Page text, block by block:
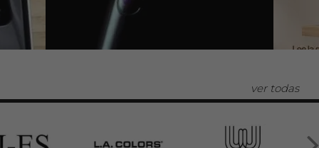
ver todas